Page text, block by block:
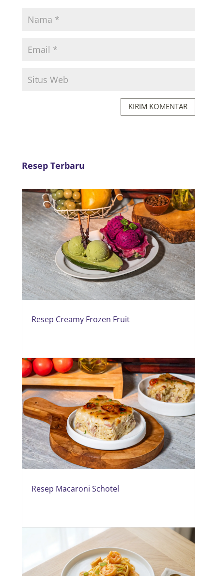
KIRIM KOMENTAR
Resep Terbaru
Resep Creamy Frozen Fruit
Resep Macaroni Schotel